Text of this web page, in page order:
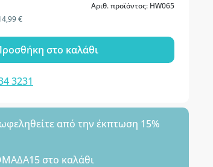
Αριθ. προϊόντος: HW065
€
στο καλάθι
3231
από την έκπτωση 15%
στο καλάθι